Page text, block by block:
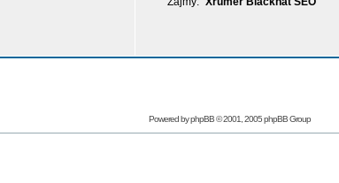
Powered byphpBB© 2001, 2005 phpBB Group